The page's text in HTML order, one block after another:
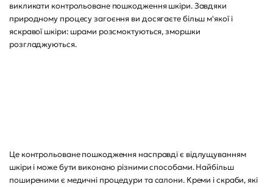
викликати контрольоване пошкодження шкіри. Завдяки
природному процесу загоєння ви досягаєте більш м'якої і
яскравої шкіри: шрами розсмоктуються, зморшки
розгладжуються.
Це контрольоване пошкодження насправді є відлущуванням
шкіри і може бути виконано різними способами. Найбільш
поширеними є медичні процедури та салони. Креми і скраби, які